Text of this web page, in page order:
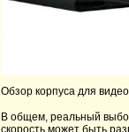
Обзор корпуса для
В общем, реальный